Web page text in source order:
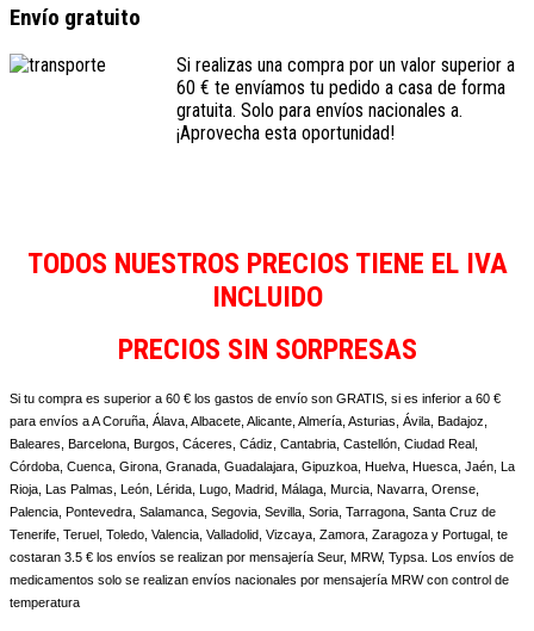
Envío gratuito
Si realizas una compra por un valor superior a
60 € te envíamos tu pedido a casa de forma
gratuita. Solo para envíos nacionales a.
¡Aprovecha esta oportunidad!
TODOS NUESTROS PRECIOS TIENE EL IVA
INCLUIDO
PRECIOS SIN SORPRESAS
Si tu compra es superior a 60 € los gastos de envío son GRATIS, si es inferior a 60 €
para envíos a A Coruña, Álava, Albacete, Alicante, Almería, Asturias, Ávila, Badajoz,
Baleares, Barcelona, Burgos, Cáceres, Cádiz, Cantabria, Castellón, Ciudad Real,
Córdoba, Cuenca, Girona, Granada, Guadalajara, Gipuzkoa, Huelva, Huesca, Jaén, La
Rioja, Las Palmas, León, Lérida, Lugo, Madrid, Málaga, Murcia, Navarra, Orense,
Palencia, Pontevedra, Salamanca, Segovia, Sevilla, Soria, Tarragona, Santa Cruz de
Tenerife, Teruel, Toledo, Valencia, Valladolid, Vizcaya, Zamora, Zaragoza y Portugal, te
costaran 3.5 € los envíos se realizan por mensajería Seur, MRW, Typsa. Los envíos de
medicamentos solo se realizan envíos nacionales por mensajería MRW con control de
temperatura